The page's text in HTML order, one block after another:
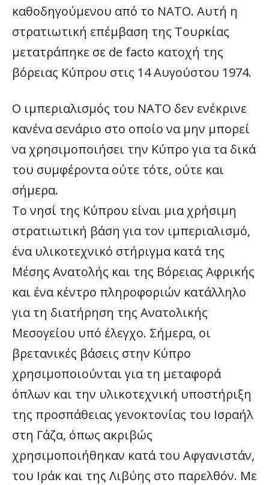
καθοδηγούμενου από το ΝΑΤΟ. Αυτή η
στρατιωτική επέμβαση της Τουρκίας
μετατράπηκε σε de facto κατοχή της
βόρειας Κύπρου στις 14 Αυγούστου 1974.
Ο ιμπεριαλισμός του ΝΑΤΟ δεν ενέκρινε
κανένα σενάριο στο οποίο να μην μπορεί
να χρησιμοποιήσει την Κύπρο για τα δικά
του συμφέροντα ούτε τότε, ούτε και
σήμερα.
Το νησί της Κύπρου είναι μια χρήσιμη
στρατιωτική βάση για τον ιμπεριαλισμό,
ένα υλικοτεχνικό στήριγμα κατά της
Μέσης Ανατολής και της Βόρειας Αφρικής
και ένα κέντρο πληροφοριών κατάλληλο
για τη διατήρηση της Ανατολικής
Μεσογείου υπό έλεγχο. Σήμερα, οι
βρετανικές βάσεις στην Κύπρο
χρησιμοποιούνται για τη μεταφορά
όπλων και την υλικοτεχνική υποστήριξη
της προσπάθειας γενοκτονίας του Ισραήλ
στη Γάζα, όπως ακριβώς
χρησιμοποιήθηκαν κατά του Αφγανιστάν,
του Ιράκ και της Λιβύης στο παρελθόν. Με